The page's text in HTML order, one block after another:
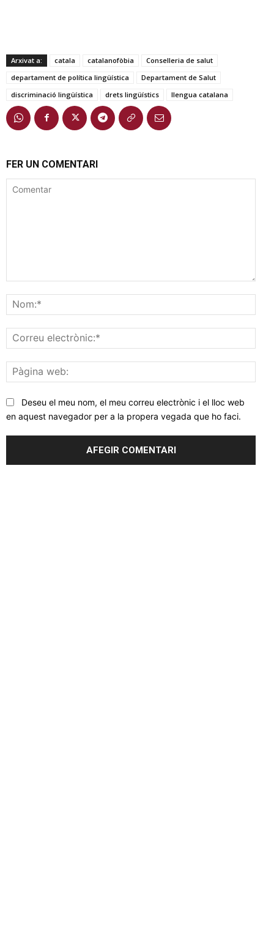
Arxivat a: catala catalanofòbia
Conselleria de salut
departament de política lingüística
Departament de Salut
discriminació lingüística
drets lingüístics llengua catalana
FER UN COMENTARI
web:
Deseu el meu nom, el meu correu electrònic i el lloc web
en aquest navegador per a la propera vegada que ho faci.